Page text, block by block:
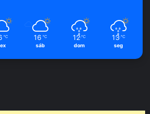
℃ 16 ℃
sáb
12 ℃
dom
13 ℃
seg